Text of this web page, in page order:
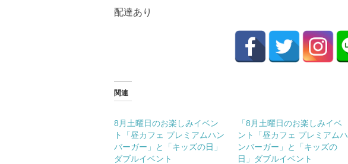
配達あり
関連
8月土曜日のお楽しみイベン
ト「昼カフェ プレミアムハン
バーガー」と「キッズの日」
ダブルイベント
「8月土曜日のお楽しみイベ
ント「昼カフェ プレミアムハ
ンバーガー」と「キッズの
日」ダブルイベント